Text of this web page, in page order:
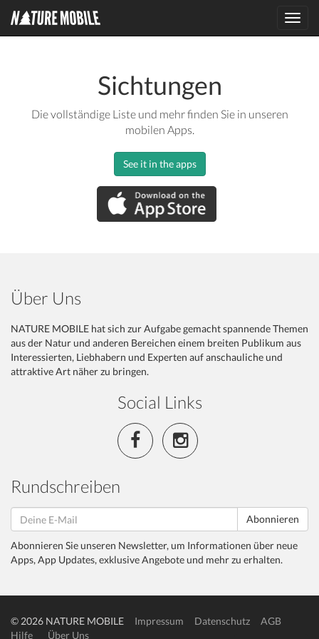
Sichtungen
Die vollständige Liste und mehr finden Sie in unseren
mobilen Apps.
See it in the apps
Über Uns
NATURE MOBILE hat sich zur Aufgabe gemacht spannende Themen
aus der Natur und anderen Bereichen einem breiten Publikum aus
Interessierten, Liebhabern und Experten auf anschauliche und
attraktive Art näher zu bringen.
Social Links
Rundschreiben
Abonnieren
Abonnieren Sie unseren Newsletter, um Informationen über neue
Apps, App Updates, exklusive Angebote und mehr zu erhalten.
© 2026 NATURE MOBILE Impressum Datenschutz
AGB
Hilfe
Über Uns